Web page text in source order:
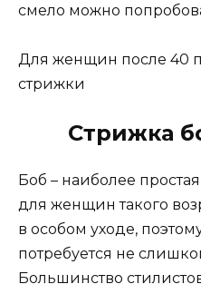
смело можно
Для женщин после 40
стрижки
Стрижка
Боб – наиболее
для женщин такого
в особом уходе,
потребуется не
Большинство